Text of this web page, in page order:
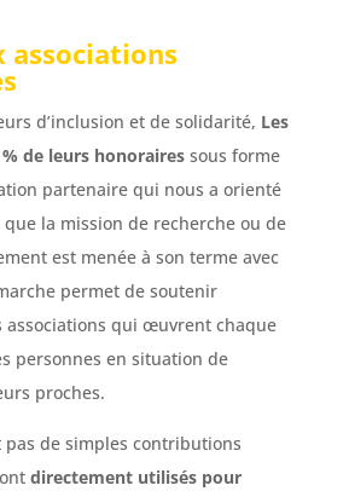
associations
d’inclusion et de solidarité, Les
de leurs honorairessous forme
partenaire qui nous a orienté
la mission de recherche ou de
est menée à son terme avec
permet de soutenir
associations qui œuvrent chaque
personnes en situation de
proches.
pas de simples contributions
directement utilisés pour